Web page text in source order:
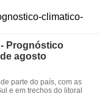
Prognóstico
agosto
parte do país, com as
e em trechos do litoral